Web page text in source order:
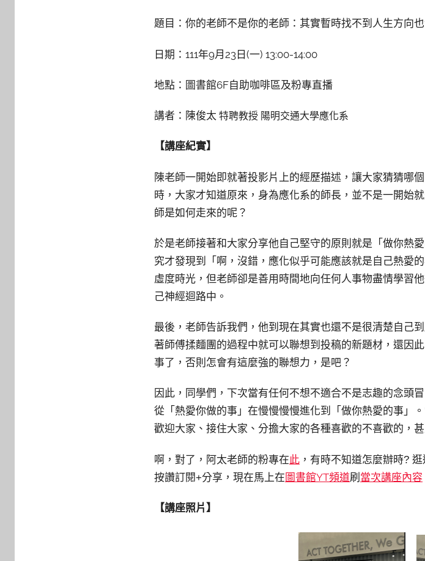
題目：你的老師不是你的老師：其實暫時找不到人生方向
日期：111年9月23日(一) 13:00-14:00
地點：圖書館6F自助咖啡區及粉專直播
講者：陳俊太 特聘教授 陽明交通大學應化系
【講座紀實】
陳老師一開始即就著投影片上的經歷描述，讓大家猜猜哪
時，大家才知道原來，身為應化系的師長，並不是一開始
師是如何走來的呢？
於是老師接著和大家分享他自己堅守的原則就是「做你熱
究才發現到「啊，沒錯，應化似乎可能應該就是自己熱愛
虛度時光，但老師卻是善用時間地向任何人事物盡情學習
己神經迴路中。
最後，老師告訴我們，他到現在其實也還不是很清楚自己
著師傅揉麵團的過程中就可以聯想到投稿的新題材，還因
事了，否則怎會有這麼強的聯想力，是吧？
因此，同學們，下次當有任何不想不適合不是志趣的念頭
從「熱愛你做的事」在慢慢慢慢進化到「做你熱愛的事」
歡迎大家、接住大家、分擔大家的各種喜歡的不喜歡的，
啊，對了，阿太老師的粉專在此 ，有時不知道怎麼辦時?
按讚訂閱+分享 ，現在馬上在圖書館YT頻道刷 當次講座內容
【講座照片】